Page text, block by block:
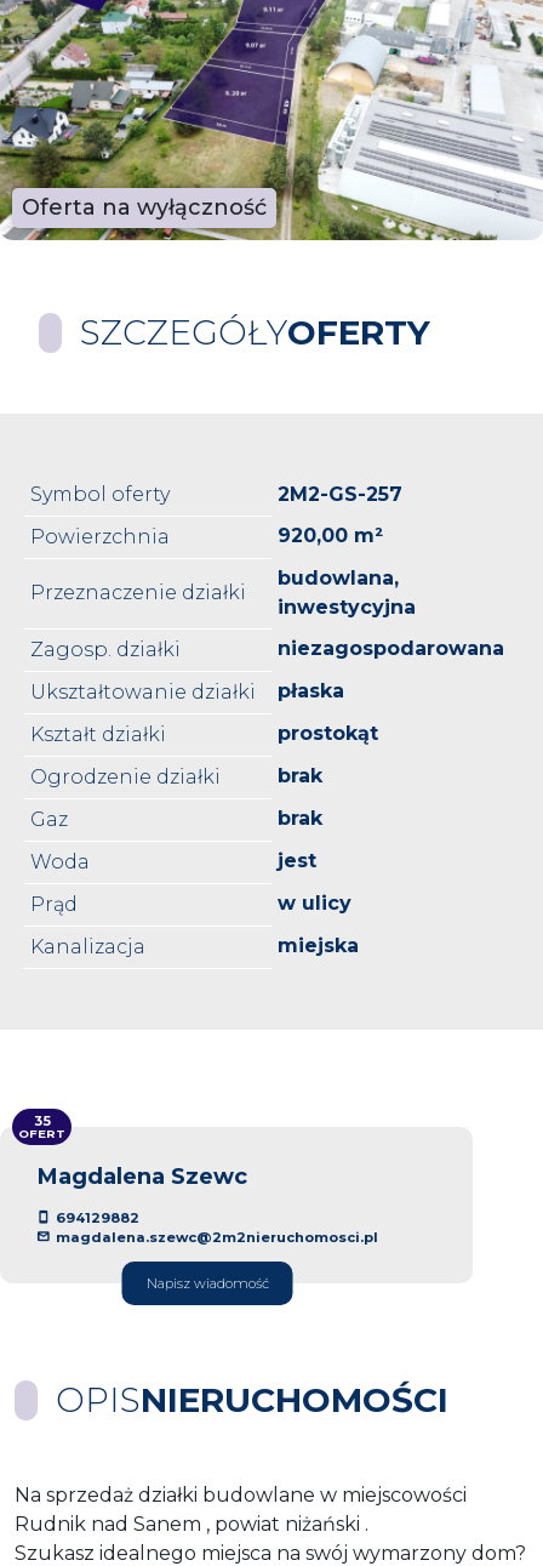
Oferta na wyłączność
SZCZEGÓŁYOFERTY
Symbol oferty
2M2-GS-257
Powierzchnia
920,00 m²
Przeznaczenie działki
budowlana,
inwestycyjna
Zagosp. działki
niezagospodarowana
Ukształtowanie działki
płaska
Kształt działki
prostokąt
Ogrodzenie działki
brak
Gaz
brak
Woda
jest
Prąd
w ulicy
Kanalizacja
miejska
Magdalena Szewc
694129882
magdalena.szewc@2m2nieruchomosci.pl
Napisz wiadomość
35
OFERT
OPISNIERUCHOMOŚCI
Na sprzedaż działki budowlane w miejscowości
Rudnik nad Sanem , powiat niżański .
Szukasz idealnego miejsca na swój wymarzony dom?